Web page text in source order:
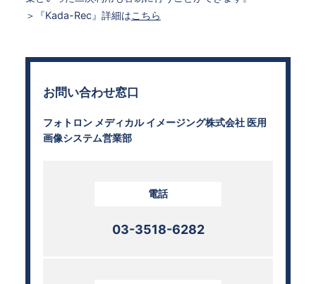
＞『Kada-Rec』詳細はこちら
お問い合わせ窓口
フォトロン メディカル イメージング株式会社 医用
画像システム営業部
電話
03-3518-6282